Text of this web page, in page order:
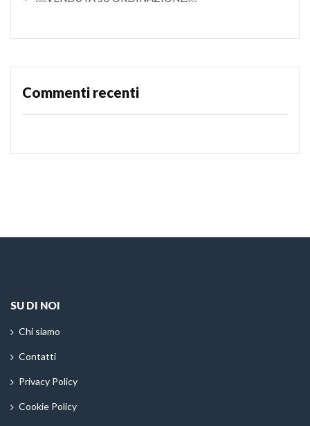
Commenti recenti
SU DI NOI
Chi siamo
Contatti
Privacy Policy
Cookie Policy